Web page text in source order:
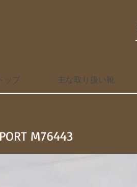
ップ 主な取り扱い靴
M76443